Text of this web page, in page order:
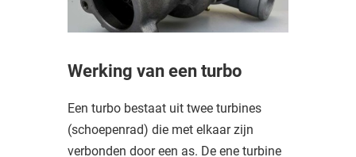
Werking van een turbo
Een turbo bestaat uit twee turbines
(schoepenrad) die met elkaar zijn
verbonden door een as. De ene turbine